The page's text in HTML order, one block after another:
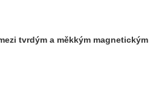
tvrdým a měkkým magnetickým